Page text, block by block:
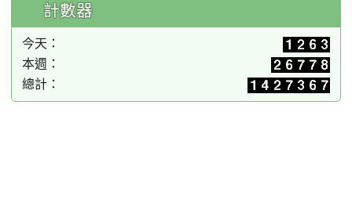
計數器
今天：
本週：
總計：